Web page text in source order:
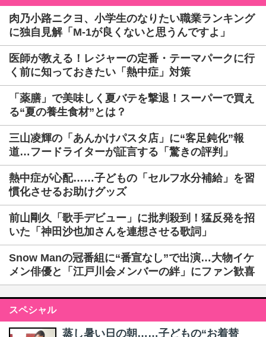
肉乃小路ニクヨ、小学生のなりたい職業ランキング
に独自見解「M-1が良くないと思うんですよ」
医師が教える！レジャーの定番・テーマパークに行
く前に知っておきたい「熱中症」対策
「薬膳」で美味しく夏バテを撃退！スーパーで買え
る“夏の養生食材”とは？
三山凌輝の「あんかけパスタ店」に“客足鈍化”報
道…フードライターが証言する「驚きの評判」
熱中症が心配……子どもの「セルフ水分補給」を習
慣化させるお助けグッズ
前山剛久「歌手デビュー」に批判殺到！猛反発を招
いた「神田沙也加さんを連想させる歌詞」
Snow Manの冠番組に“番宣なし”で出演…大物イケ
メン俳優と「江戸川会メンバーの絆」にファン歓喜
スペシャル
蒸し暑い日の朝……子どもの“お着替